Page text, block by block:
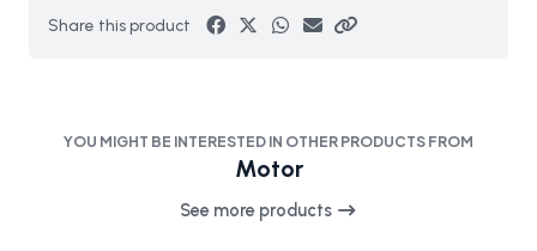
Share this product
YOU MIGHT BE INTERESTED IN OTHER PRODUCTS FROM
Motor
See more products